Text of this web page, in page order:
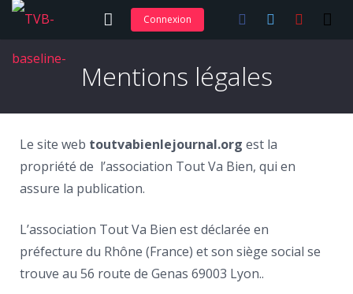
Adhérer et s’abonner
Nos formations
Connexion
Mentions légales
Le site web toutvabienlejournal.org est la
propriété de l’association Tout Va Bien, qui en
assure la publication.
L’association Tout Va Bien est déclarée en
préfecture du Rhône (France) et son siège social se
trouve au 56 route de Genas 69003 Lyon..